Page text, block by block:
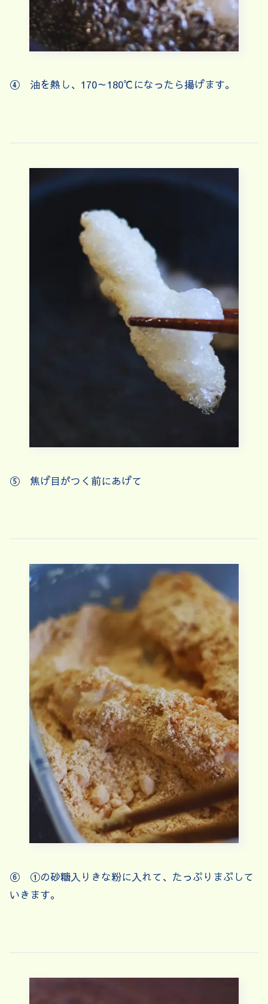
④ 油を熱し、170～180℃になったら揚げます。
⑤ 焦げ目がつく前にあげて
⑥ ①の砂糖入りきな粉に入れて、たっぷりまぶして
いきます。